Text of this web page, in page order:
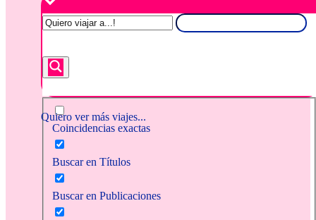
Quiero ver más viajes...
Coincidencias exactas
Buscar en Títulos
Buscar en Publicaciones